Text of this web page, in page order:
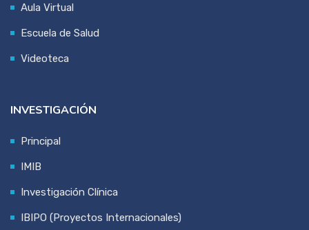
Aula Virtual
Escuela de Salud
Videoteca
INVESTIGACIÓN
Principal
IMIB
Investigación Clínica
IBIPO (Proyectos Internacionales)